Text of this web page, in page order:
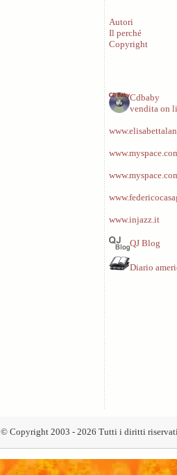
Autori
Il perché
Copyright
Cdbaby
vendita on
www.injazz.it
QJ Blog
Diario
© Copyright 2003 - 2026 Tutti i diritti